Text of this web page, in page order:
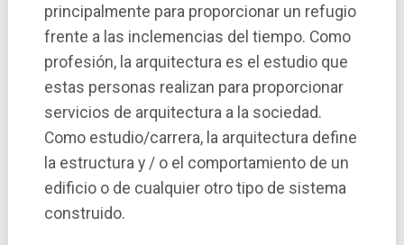
principalmente para proporcionar un refugio
frente a las inclemencias del tiempo. Como
profesión, la arquitectura es el estudio que
estas personas realizan para proporcionar
servicios de arquitectura a la sociedad.
Como estudio/carrera, la arquitectura define
la estructura y / o el comportamiento de un
edificio o de cualquier otro tipo de sistema
construido.